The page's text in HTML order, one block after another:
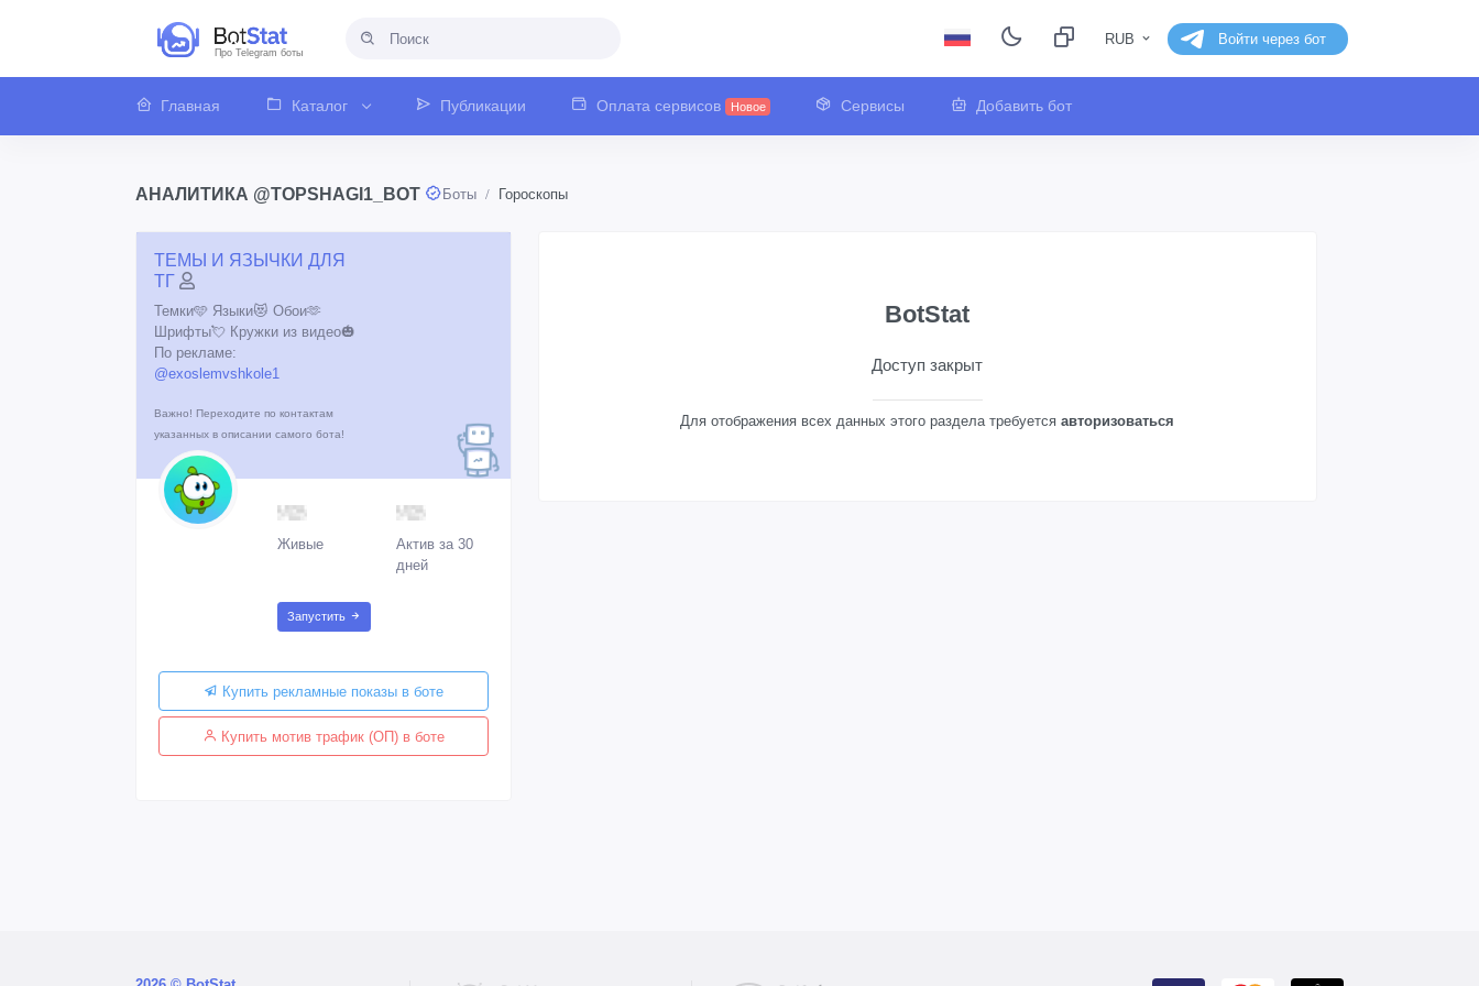
Про Telegram боты
RUB Войти через бот
Главная Каталог Публикации Оплата сервисов Новое Сервисы Добавить бот
АНАЛИТИКА @TOPSHAGI1_BOT Боты Гороскопы
ТЕМЫ И ЯЗЫЧКИ ДЛЯ
ТГ
Темки🩵 Языки😻 Обои🫶
Шрифты💘 Кружки из видео🎃
По рекламе:
@exoslemvshkole1
Важно! Переходите по контактам
указанных в описании самого бота!
Живые
Актив за 30
дней
Запустить
Купить рекламные показы в боте
Купить мотив трафик (ОП) в боте
BotStat
Доступ закрыт
Для отображения всех данных этого раздела требуетсяавторизоваться